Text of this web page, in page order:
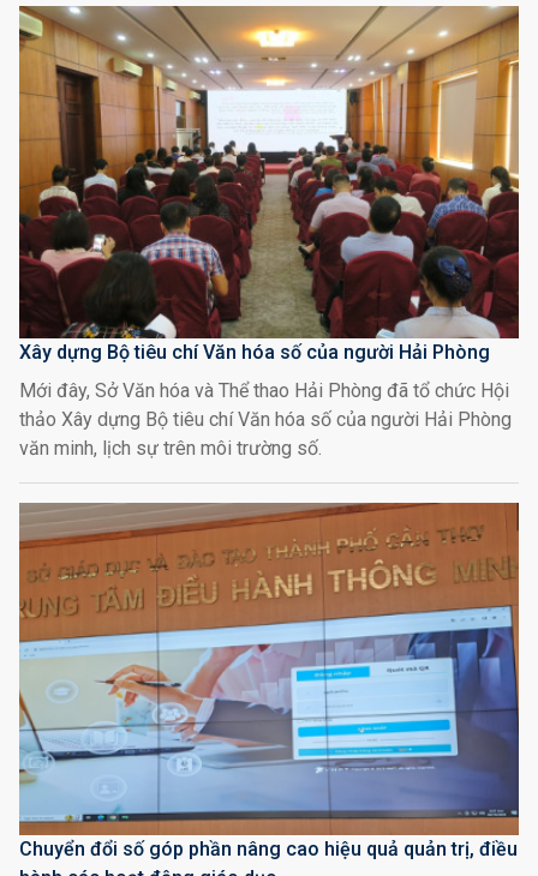
Xây dựng Bộ tiêu chí Văn hóa số của người Hải Phòng
Mới đây, Sở Văn hóa và Thể thao Hải Phòng đã tổ chức Hội
thảo Xây dựng Bộ tiêu chí Văn hóa số của người Hải Phòng
văn minh, lịch sự trên môi trường số.
Chuyển đổi số góp phần nâng cao hiệu quả quản trị, điều